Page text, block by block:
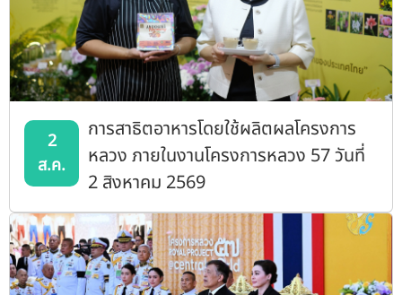
2
ส.ค.
การสาธิตอาหารโดยใช้ผลิตผลโครงการ
หลวง ภายในงานโครงการหลวง 57 วันที่
2 สิงหาคม 2569